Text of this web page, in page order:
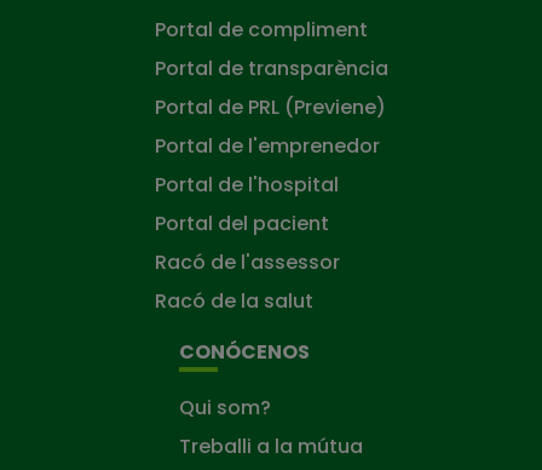
Portal de compliment
Portal de transparència
Portal de PRL (Previene)
Portal de l'emprenedor
Portal de l'hospital
Portal del pacient
Racó de l'assessor
Racó de la salut
CONÓCENOS
Qui som?
Treballi a la mútua